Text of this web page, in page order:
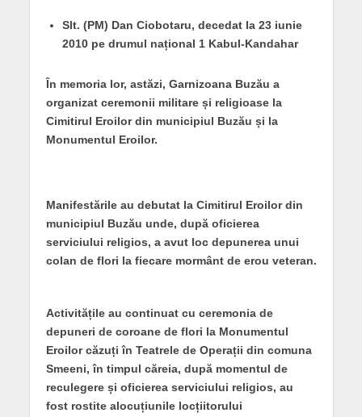
Slt. (PM) Dan Ciobotaru, decedat la 23 iunie
2010 pe drumul național 1 Kabul-Kandahar
În memoria lor, astăzi, Garnizoana Buzău a
organizat ceremonii militare și religioase la
Cimitirul Eroilor din municipiul Buzău și la
Monumentul Eroilor.
Manifestările au debutat la Cimitirul Eroilor din
municipiul Buzău unde, după oficierea
serviciului religios, a avut loc depunerea unui
colan de flori la fiecare mormânt de erou veteran.
Activitățile au continuat cu ceremonia de
depuneri de coroane de flori la Monumentul
Eroilor căzuți în Teatrele de Operații din comuna
Smeeni, în timpul căreia, după momentul de
reculegere și oficierea serviciului religios, au
fost rostite alocuțiunile locțiitorului